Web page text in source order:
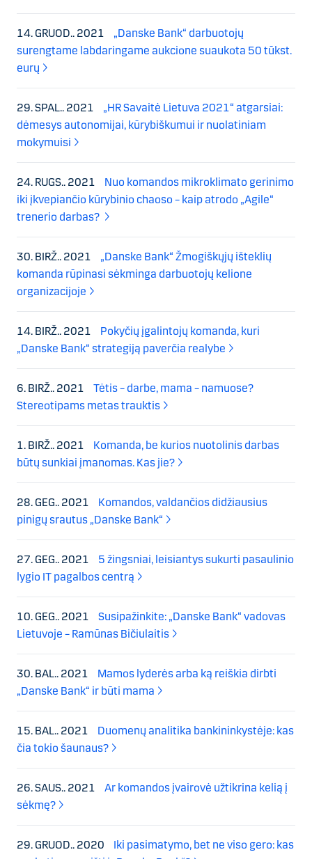
14. GRUOD.. 2021
„Danske Bank“ darbuotojų
surengtame labdaringame aukcione suaukota 50 tūkst.
eurų
29. SPAL.. 2021
„HR Savaitė Lietuva 2021“ atgarsiai:
dėmesys autonomijai, kūrybiškumui ir nuolatiniam
mokymuisi
24. RUGS.. 2021
Nuo komandos mikroklimato gerinimo
iki įkvepiančio kūrybinio chaoso – kaip atrodo „Agile“
trenerio darbas?
30. BIRŽ.. 2021
„Danske Bank“ Žmogiškųjų išteklių
komanda rūpinasi sėkminga darbuotojų kelione
organizacijoje
14. BIRŽ.. 2021
Pokyčių įgalintojų komanda, kuri
„Danske Bank“ strategiją paverčia realybe
6. BIRŽ.. 2021
Tėtis – darbe, mama – namuose?
Stereotipams metas trauktis
1. BIRŽ.. 2021
Komanda, be kurios nuotolinis darbas
būtų sunkiai įmanomas. Kas jie?
28. GEG.. 2021
Komandos, valdančios didžiausius
pinigų srautus „Danske Bank“
27. GEG.. 2021
5 žingsniai, leisiantys sukurti pasaulinio
lygio IT pagalbos centrą
10. GEG.. 2021
Susipažinkite: „Danske Bank“ vadovas
Lietuvoje – Ramūnas Bičiulaitis
30. BAL.. 2021
Mamos lyderės arba ką reiškia dirbti
„Danske Bank“ ir būti mama
15. BAL.. 2021
Duomenų analitika bankininkystėje: kas
čia tokio šaunaus?
26. SAUS.. 2021
Ar komandos įvairovė užtikrina kelią į
sėkmę?
29. GRUOD.. 2020
Iki pasimatymo, bet ne viso gero: kas